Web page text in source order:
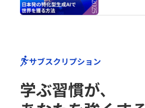
サブスクリプション
学ぶ習慣が､